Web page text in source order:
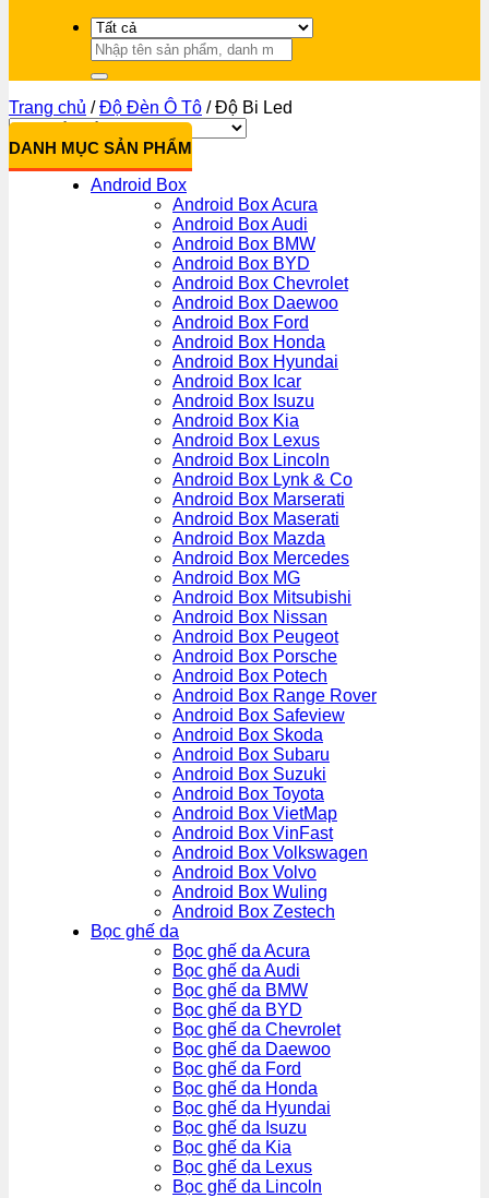
Tìm
kiếm:
Trang chủ / Độ Đèn Ô Tô /Độ Bi Led
DANH MỤC SẢN PHẨM
Android Box
Android Box Acura
Android Box Audi
Android Box BMW
Android Box BYD
Android Box Chevrolet
Android Box Daewoo
Android Box Ford
Android Box Honda
Android Box Hyundai
Android Box Icar
Android Box Isuzu
Android Box Kia
Android Box Lexus
Android Box Lincoln
Android Box Lynk & Co
Android Box Marserati
Android Box Maserati
Android Box Mazda
Android Box Mercedes
Android Box MG
Android Box Mitsubishi
Android Box Nissan
Android Box Peugeot
Android Box Porsche
Android Box Potech
Android Box Range Rover
Android Box Safeview
Android Box Skoda
Android Box Subaru
Android Box Suzuki
Android Box Toyota
Android Box VietMap
Android Box VinFast
Android Box Volkswagen
Android Box Volvo
Android Box Wuling
Android Box Zestech
Bọc ghế da
Bọc ghế da Acura
Bọc ghế da Audi
Bọc ghế da BMW
Bọc ghế da BYD
Bọc ghế da Chevrolet
Bọc ghế da Daewoo
Bọc ghế da Ford
Bọc ghế da Honda
Bọc ghế da Hyundai
Bọc ghế da Isuzu
Bọc ghế da Kia
Bọc ghế da Lexus
Bọc ghế da Lincoln